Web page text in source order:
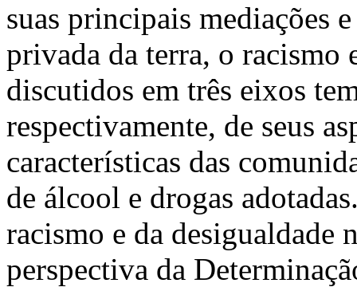
suas principais mediações
privada da terra, o racismo
discutidos em três eixos
respectivamente, de seus
características das
de álcool e drogas
racismo e da desigualdade
perspectiva da